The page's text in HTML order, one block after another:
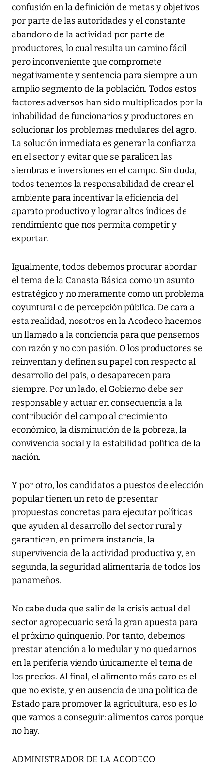
confusión en la definición de metas y objetivos
por parte de las autoridades y el constante
abandono de la actividad por parte de
productores, lo cual resulta un camino fácil
pero inconveniente que compromete
negativamente y sentencia para siempre a un
amplio segmento de la población. Todos estos
factores adversos han sido multiplicados por la
inhabilidad de funcionarios y productores en
solucionar los problemas medulares del agro.
La solución inmediata es generar la confianza
en el sector y evitar que se paralicen las
siembras e inversiones en el campo. Sin duda,
todos tenemos la responsabilidad de crear el
ambiente para incentivar la eficiencia del
aparato productivo y lograr altos índices de
rendimiento que nos permita competir y
exportar.
Igualmente, todos debemos procurar abordar
el tema de la Canasta Básica como un asunto
estratégico y no meramente como un problema
coyuntural o de percepción pública. De cara a
esta realidad, nosotros en la Acodeco hacemos
un llamado a la conciencia para que pensemos
con razón y no con pasión. O los productores se
reinventan y definen su papel con respecto al
desarrollo del país, o desaparecen para
siempre. Por un lado, el Gobierno debe ser
responsable y actuar en consecuencia a la
contribución del campo al crecimiento
económico, la disminución de la pobreza, la
convivencia social y la estabilidad política de la
nación.
Y por otro, los candidatos a puestos de elección
popular tienen un reto de presentar
propuestas concretas para ejecutar políticas
que ayuden al desarrollo del sector rural y
garanticen, en primera instancia, la
supervivencia de la actividad productiva y, en
segunda, la seguridad alimentaria de todos los
panameños.
No cabe duda que salir de la crisis actual del
sector agropecuario será la gran apuesta para
el próximo quinquenio. Por tanto, debemos
prestar atención a lo medular y no quedarnos
en la periferia viendo únicamente el tema de
los precios. Al final, el alimento más caro es el
que no existe, y en ausencia de una política de
Estado para promover la agricultura, eso es lo
que vamos a conseguir: alimentos caros porque
no hay.
ADMINISTRADOR DE LA ACODECO